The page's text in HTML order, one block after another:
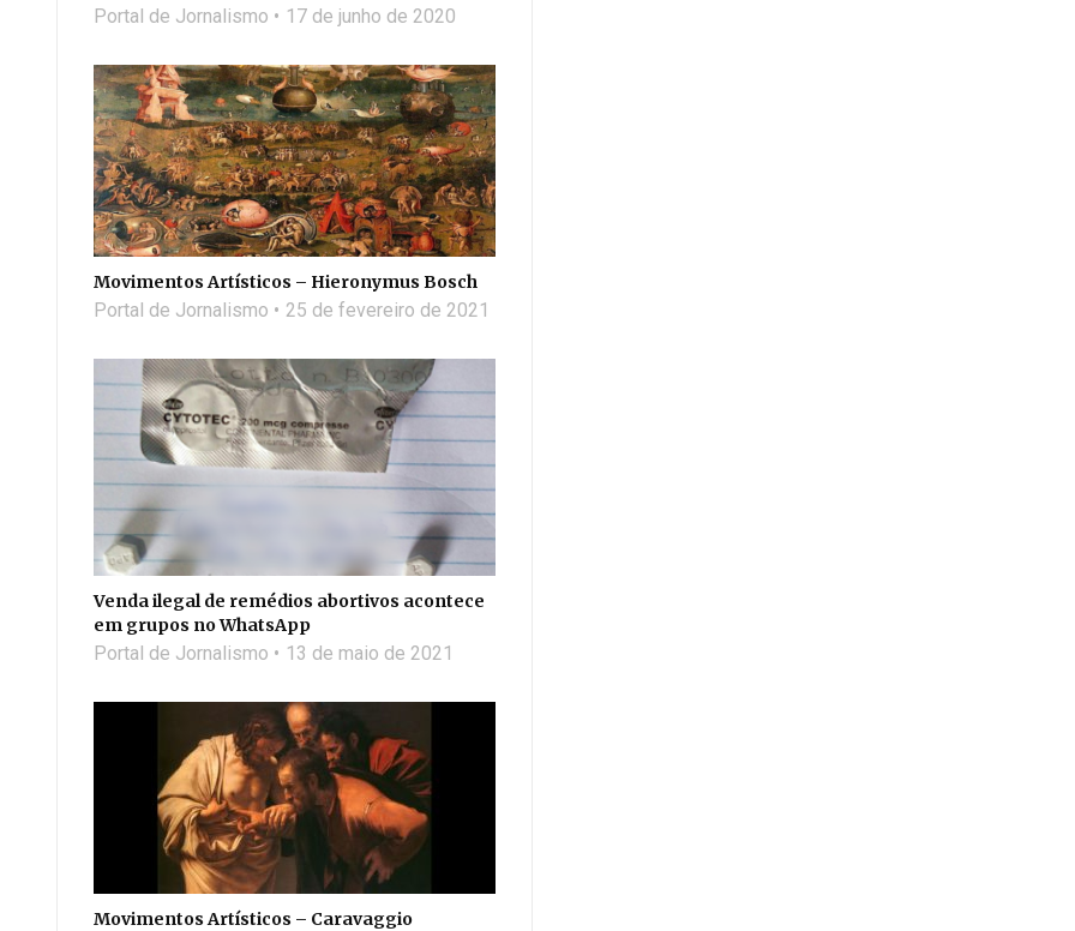
Portal de Jornalismo 17 de junho de 2020
Movimentos Artísticos – Hieronymus Bosch
Portal de Jornalismo 25 de fevereiro de 2021
Venda ilegal de remédios abortivos acontece
em grupos no WhatsApp
Portal de Jornalismo 13 de maio de 2021
Movimentos Artísticos – Caravaggio